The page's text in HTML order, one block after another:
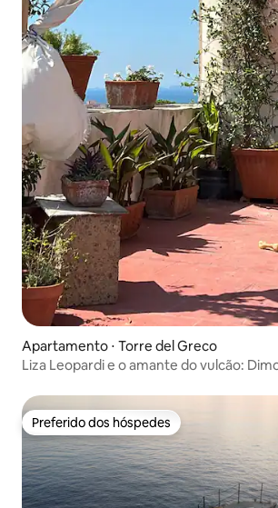
Apartamento ⋅ Torre del Greco
Liza Leopardi e o amante do vulcão:
Preferido dos hóspedes
Preferido dos hóspedes